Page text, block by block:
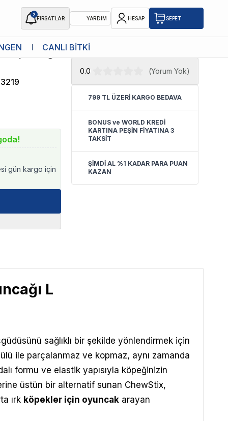
2
FIRSATLAR YARDIM HESAP SEPET
CANLI BİTKİ
Oyuncağı
gün kargo için
★ Atakan Petshop,
satıcısıdır.
0.0 (Yorum Yok)
799 TL ÜZERİ KARGO BEDAVA
BONUS ve WORLD KREDİ
KARTINA PEŞİN FİYATINA 3
TAKSİT
ŞİMDİ AL %1 KADAR PARA PUAN
KAZAN
L
sağlıklı bir şekilde yönlendirmek için
ile parçalanmaz ve kopmaz, aynı zamanda
formu ve elastik yapısıyla köpeğinizin
üstün bir alternatif sunan ChewStix,
ırk köpekler için oyuncak arayan